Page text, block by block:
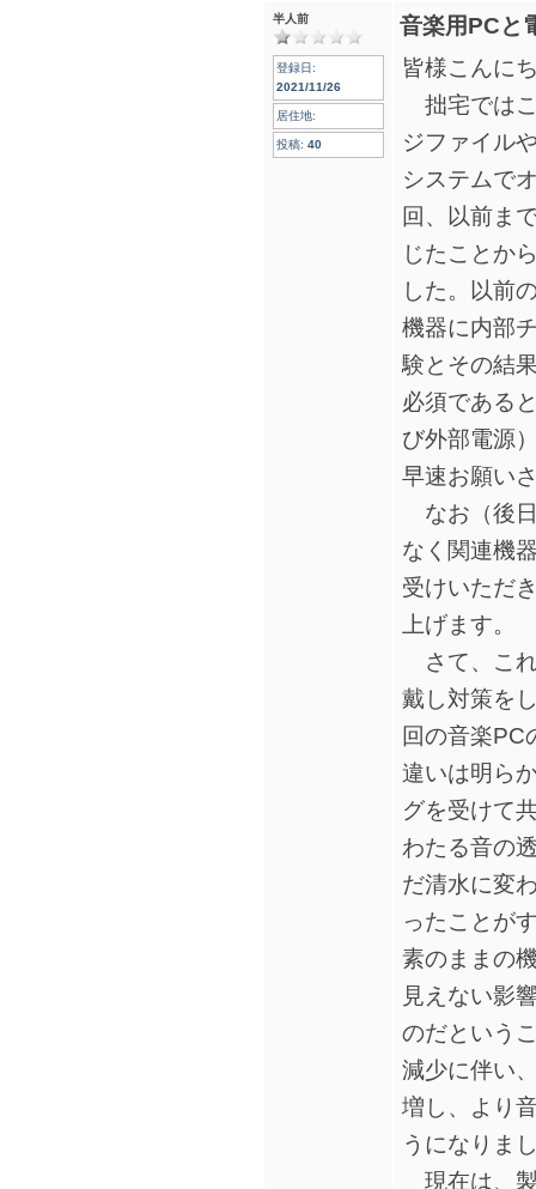
半人前
登録日:
2021/11/26
居住地:
投稿: 40
音楽用PCと
皆様こんに
拙宅では
ジファイル
システムで
回、以前ま
じたことか
した。以前
機器に内部
験とその結
必須である
び外部電源
早速お願い
なお（後
なく関連機
受けいただ
上げます。
さて、こ
戴し対策を
回の音楽PC
違いは明ら
グを受けて
わたる音の
だ清水に変
ったことが
素のままの
見えない影
のだという
減少に伴い
増し、より
うになりま
現在は、